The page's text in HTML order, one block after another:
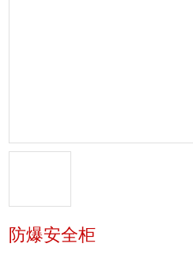
防爆安全柜